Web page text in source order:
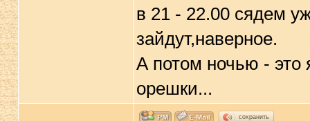
в 21 - 22.00 сядем
зайдут,наверное.
А потом ночью - это
орешки...
сохранить